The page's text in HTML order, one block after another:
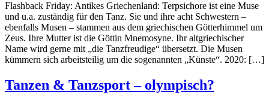
Flashback Friday: Antikes Griechenland: Terpsichore ist eine Muse
und u.a. zuständig für den Tanz. Sie und ihre acht Schwestern –
ebenfalls Musen – stammen aus dem griechischen Götterhimmel um
Zeus. Ihre Mutter ist die Göttin Mnemosyne. Ihr altgriechischer
Name wird gerne mit „die Tanzfreudige“ übersetzt. Die Musen
kümmern sich arbeitsteilig um die sogenannten „Künste“. 2020: […]
Tanzen & Tanzsport – olympisch?